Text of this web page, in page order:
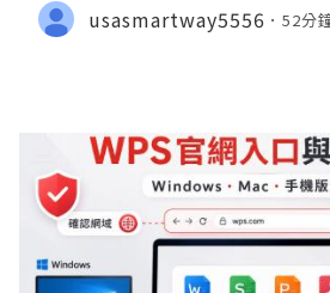
usasmartway5556 52分